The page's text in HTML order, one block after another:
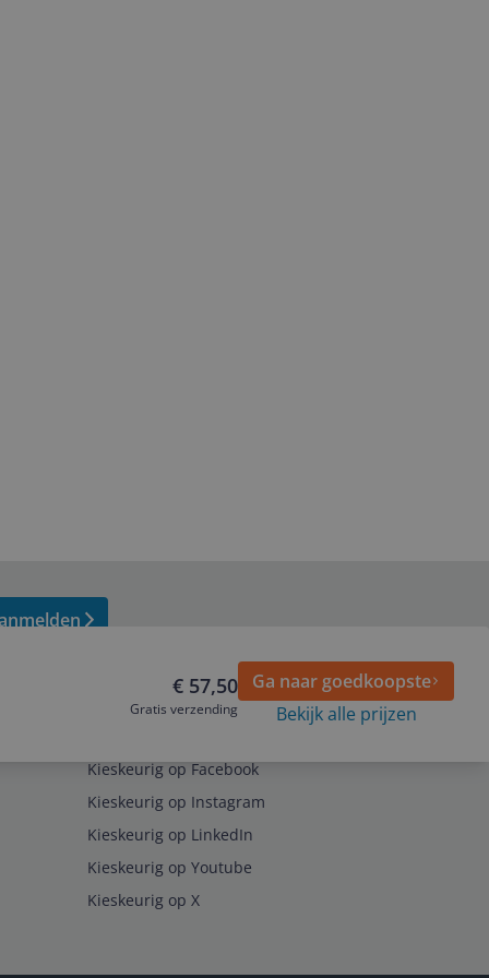
€ 57,50
Gratis verzending
Ga naar goedkoopste
Bekijk alle prijzen
Kieskeurig op Facebook
Kieskeurig op Instagram
Kieskeurig op LinkedIn
Kieskeurig op Youtube
Kieskeurig op X